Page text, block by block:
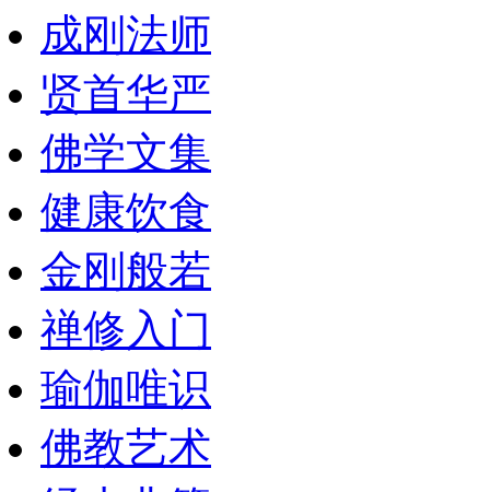
成刚法师
贤首华严
佛学文集
健康饮食
金刚般若
禅修入门
瑜伽唯识
佛教艺术